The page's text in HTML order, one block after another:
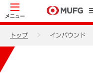
メニュー
トップ インバウンド